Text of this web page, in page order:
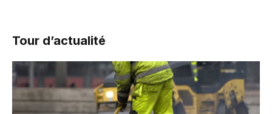
Tour d’actualité